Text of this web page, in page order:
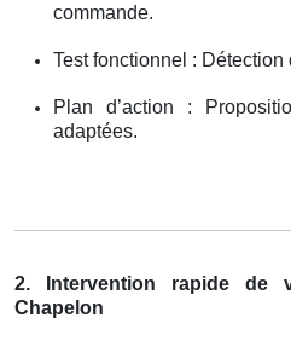
commande.
Test fonctionnel :
Plan d’action :
adaptées.
2. Intervention rapide de
Chapelon